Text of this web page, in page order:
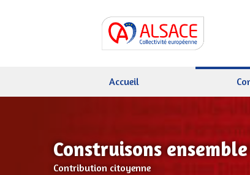
Accueil
Construisons
Contribution citoyenne